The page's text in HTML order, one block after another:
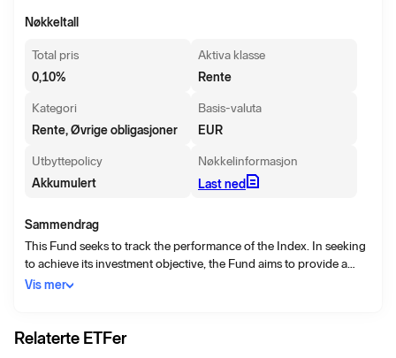
Nøkkeltall
Total pris
0,10%
Aktiva klasse
Rente
Kategori
Rente, Øvrige obligasjoner
Basis-valuta
EUR
Utbyttepolicy
Akkumulert
Nøkkelinformasjon
Last ned
Sammendrag
This Fund seeks to track the performance of the Index. In seeking
to achieve its investment objective, the Fund aims to provide a
return (comprising both income and capital appreciation) which,
Vis mer
Relaterte ETFer